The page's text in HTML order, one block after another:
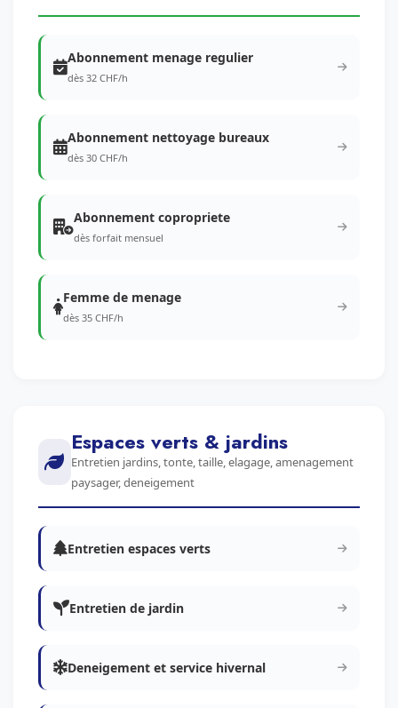
Abonnement menage regulier
dès 32 CHF/h
Abonnement nettoyage bureaux
dès 30 CHF/h
Abonnement copropriete
dès forfait mensuel
Femme de menage
dès 35 CHF/h
Espaces verts & jardins
Entretien jardins, tonte, taille, elagage, amenagement
paysager, deneigement
Entretien espaces verts
Entretien de jardin
Deneigement et service hivernal